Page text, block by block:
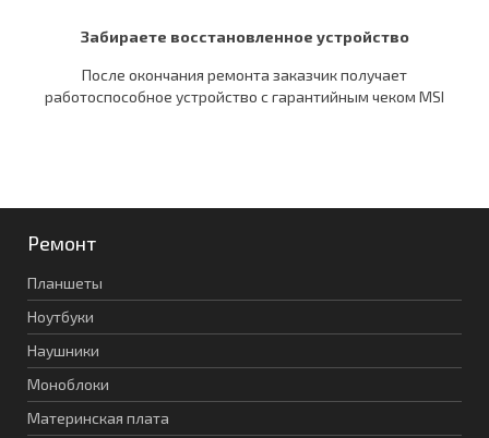
Забираете восстановленное устройство
После окончания ремонта заказчик получает
работоспособное устройство c гарантийным чеком MSI
Ремонт
Планшеты
Ноутбуки
Наушники
Моноблоки
Материнская плата